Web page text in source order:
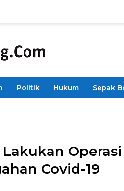
Politik Hukum Sepak
Covid-19